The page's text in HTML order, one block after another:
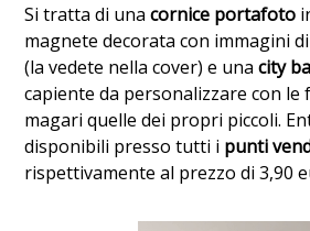
Si tratta di unacornice portafoto
magnete decorata con immagini
(la vedete nella cover) e unacity
capiente da personalizzare con
magari quelle dei propri piccoli.
disponibili presso tutti i punti
rispettivamente al prezzo di 3,90